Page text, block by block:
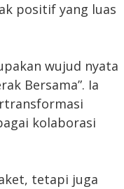
positif yang luas
wujud nyata
Bersama”. Ia
kolaborasi
tetapi juga